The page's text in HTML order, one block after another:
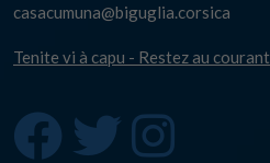
casacumuna@biguglia.corsica
Tenite vi à capu - Restez au courant